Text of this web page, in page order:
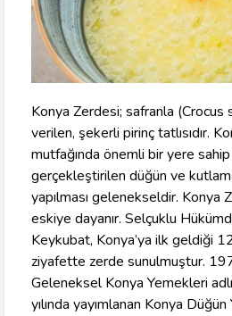
Konya Zerdesi; safranla
verilen, şekerli pirinç tatlısıdır.
mutfağında önemli bir yere
gerçekleştirilen düğün ve
yapılması gelenekseldir. Konya
eskiye dayanır. Selçuklu
Keykubat, Konya’ya ilk geldiği
ziyafette zerde sunulmuştur.
Geleneksel Konya Yemekleri
yılında yayımlanan Konya